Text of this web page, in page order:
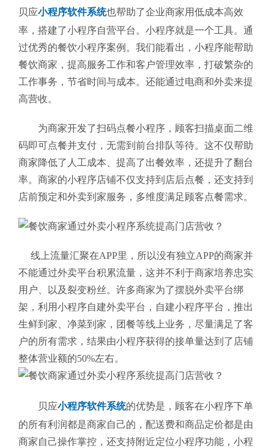
贝应小程序软件系统也帮助了企业商家用低成本高效
率，搭建了小程序自营平台。小程序就是一个工具。通
过优秀的餐饮小程序案例。我们能看出，小程序能帮助
餐饮商家，提高服务工作和客户管理效率，打破繁杂的
工作事务，节省时间与成本。还能通过电商和外卖来提
高营收。
为商家开发了扫码点餐小程序，顾客扫描桌面二维
码即可点餐并支付，无需到前台排队等待。这不仅帮助
商家降低了人工成本、提高了出餐效率，还提升了翻台
率。商家的小程序店铺不仅支持到店后点餐，还支持到
店前预定和外卖到家服务，多维度满足顾客点餐需求。
线上流量汇聚在APP里，所以没有独立APP的商家并
不能通过外卖平台积累流量，这并不利于商家培养忠实
用户、以及裂变粉丝。许多商家为了摆脱外卖平台绑
架，利用小程序自建外卖平台，自建小程序平台，推出
生鲜到家、净菜到家，团餐等线上业务，尽量满足了客
户的所有需求，结果由小程序获得的接单量达到了店铺
整体营业额的50%左右。
贝应小程序软件系统的优势是，顾客在小程序下单
的所有利润都是商家自己的，配送费和商品定价都是由
商家自己操作掌控，还支持附近定位小程序功能，小程